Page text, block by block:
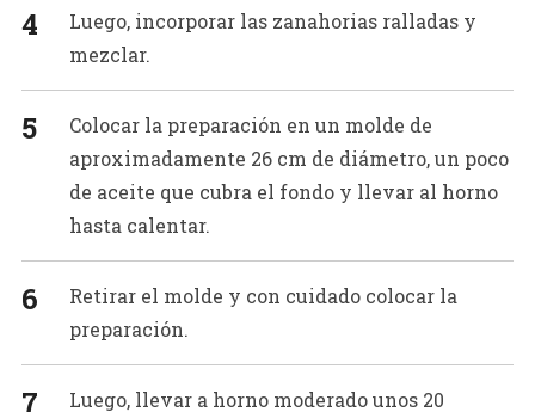
Luego, incorporar las zanahorias ralladas y
mezclar.
Colocar la preparación en un molde de
aproximadamente 26 cm de diámetro, un poco
de aceite que cubra el fondo y llevar al horno
hasta calentar.
Retirar el molde y con cuidado colocar la
preparación.
Luego, llevar a horno moderado unos 20